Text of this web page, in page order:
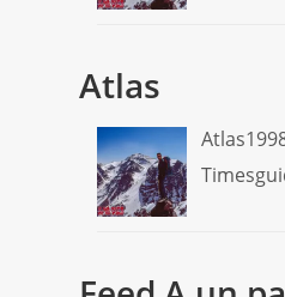
Atlas